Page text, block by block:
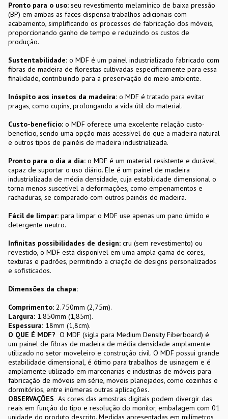
Pronto para o uso: seu revestimento melamínico de baixa pressão
(BP) em ambas as faces dispensa trabalhos adicionais com
acabamento, simplificando os processos de fabricação dos móveis,
proporcionando ganho de tempo e reduzindo os custos de
produção.
Sustentabilidade: o MDF é um painel industrializado fabricado com
fibras de madeira de florestas cultivadas especificamente para essa
finalidade, contribuindo para a preservação do meio ambiente.
Inóspito aos insetos da madeira: o MDF é tratado para evitar
pragas, como cupins, prolongando a vida útil do material.
Custo-benefício: o MDF oferece uma excelente relação custo-
benefício, sendo uma opção mais acessível do que a madeira natural
e outros tipos de painéis de madeira industrializada.
Pronto para o dia a dia: o MDF é um material resistente e durável,
capaz de suportar o uso diário. Ele é um painel de madeira
industrializada de média densidade, cuja estabilidade dimensional o
torna menos suscetível a deformações, como empenamentos e
rachaduras, se comparado com outros painéis de madeira.
Fácil de limpar: para limpar o MDF use apenas um pano úmido e
detergente neutro.
Infinitas possibilidades de design: cru (sem revestimento) ou
revestido, o MDF está disponível em uma ampla gama de cores,
texturas e padrões, permitindo a criação de designs personalizados
e sofisticados.
Dimensões da chapa:
Comprimento: 2.750mm (2,75m).
Largura: 1.850mm (1,85m).
Espessura: 18mm (1,8cm).
O QUE É MDF? O MDF (sigla para Medium Density Fiberboard) é
um painel de fibras de madeira de média densidade amplamente
utilizado no setor moveleiro e construção civil. O MDF possui grande
estabilidade dimensional, é ótimo para trabalhos de usinagem e é
amplamente utilizado em marcenarias e industrias de móveis para
fabricação de móveis em série, moveis planejados, como cozinhas e
dormitórios, entre inúmeras outras aplicações.
OBSERVAÇÕES As cores das amostras digitais podem divergir das
reais em função do tipo e resolução do monitor, embalagem com 01
unidade do produto descrito. Medidas apresentadas em milímetros